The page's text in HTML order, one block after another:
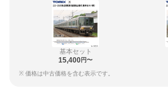
基本セット
15,400円〜
※ 価格は中古価格を含む表示です。